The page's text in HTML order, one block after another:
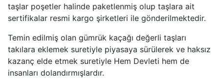
taşlar poşetler halinde paketlenmiş olup taşlara ait
sertifikalar resmi kargo şirketleri ile gönderilmektedir.
Temin edilmiş olan gümrük kaçağı değerli taşları
takılara eklemek suretiyle piyasaya sürülerek ve haksız
kazanç elde etmek suretiyle Hem Devleti hem de
insanları dolandırmışlardır.